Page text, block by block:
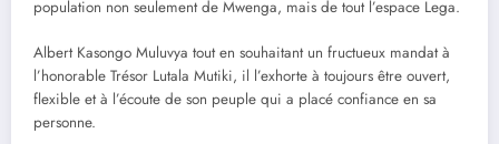
population non seulement de Mwenga, mais de tout l’espace Lega.
Albert Kasongo Muluvya tout en souhaitant un fructueux mandat à
l’honorable Trésor Lutala Mutiki, il l’exhorte à toujours être ouvert,
flexible et à l’écoute de son peuple qui a placé confiance en sa
personne.